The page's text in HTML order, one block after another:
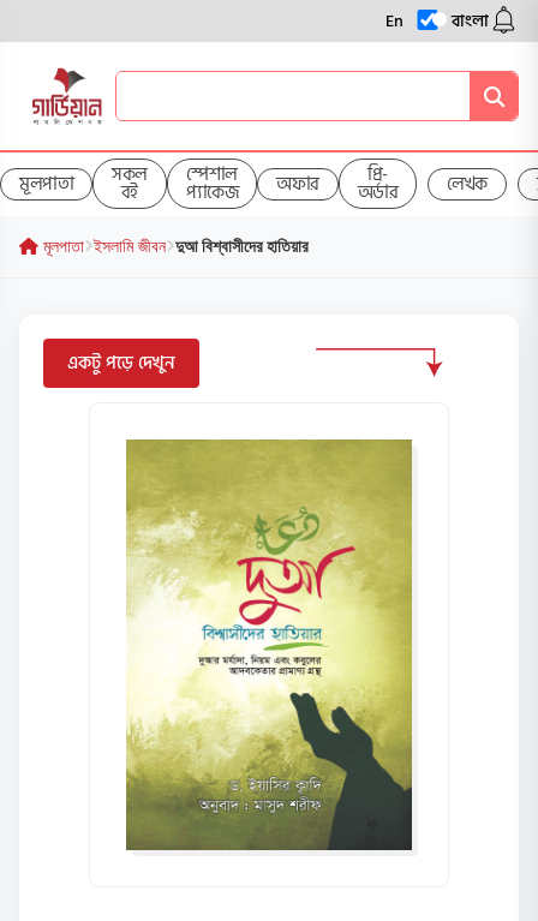
En বাংলা
মূলপাতা সকল
বই
স্পেশাল
প্যাকেজ অফার প্রি-
অর্ডার লেখক
মূলপাতা ইসলামি জীবন দুআ বিশ্বাসীদের হাতিয়ার
একটু পড়ে দেখুন